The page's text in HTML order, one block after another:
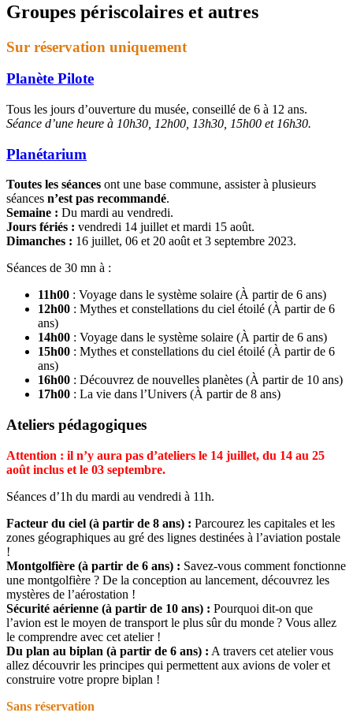
Groupes périscolaires et autres
Sur réservation uniquement
Planète Pilote
Tous les jours d’ouverture du musée, conseillé de 6 à 12 ans.
Séance d’une heure à 10h30, 12h00, 13h30, 15h00 et 16h30.
Planétarium
Toutes les séances ont une base commune, assister à plusieurs
séances n’est pas recommandé.
Semaine : Du mardi au vendredi.
Jours fériés : vendredi 14 juillet et mardi 15 août.
Dimanches : 16 juillet, 06 et 20 août et 3 septembre 2023.
Séances de 30 mn à :
11h00 : Voyage dans le système solaire (À partir de 6 ans)
12h00 : Mythes et constellations du ciel étoilé (À partir de 6
ans)
14h00 : Voyage dans le système solaire (À partir de 6 ans)
15h00 : Mythes et constellations du ciel étoilé (À partir de 6
ans)
16h00 : Découvrez de nouvelles planètes (À partir de 10 ans)
17h00 : La vie dans l’Univers (À partir de 8 ans)
Ateliers pédagogiques
Attention : il n’y aura pas d’ateliers le 14 juillet, du 14 au 25
août inclus et le 03 septembre.
Séances d’1h du mardi au vendredi à 11h.
Facteur du ciel (à partir de 8 ans) : Parcourez les capitales et les
zones géographiques au gré des lignes destinées à l’aviation postale
!
Montgolfière (à partir de 6 ans) : Savez-vous comment fonctionne
une montgolfière ? De la conception au lancement, découvrez les
mystères de l’aérostation !
Sécurité aérienne (à partir de 10 ans) : Pourquoi dit-on que
l’avion est le moyen de transport le plus sûr du monde ? Vous allez
le comprendre avec cet atelier !
Du plan au biplan (à partir de 6 ans) : A travers cet atelier vous
allez découvrir les principes qui permettent aux avions de voler et
construire votre propre biplan !
Sans réservation